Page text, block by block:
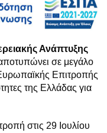
Ανάπτυξης
σε μεγάλο
Επιτροπής
της Ελλάδας για
στις 29 Ιουλίου